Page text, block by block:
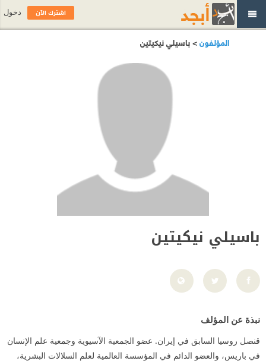
المؤلفون> باسيلي نيكيتين
باسيلي نيكيتين
نبذة عن المؤلف
قنصل روسيا السابق في إيران. عضو الجمعية الآسيوية وجمعية علم الإنسان
في باريس، والعضو الدائم في المؤسسة العالمية لعلم السلالات البشرية،
اشترك الآن دخول